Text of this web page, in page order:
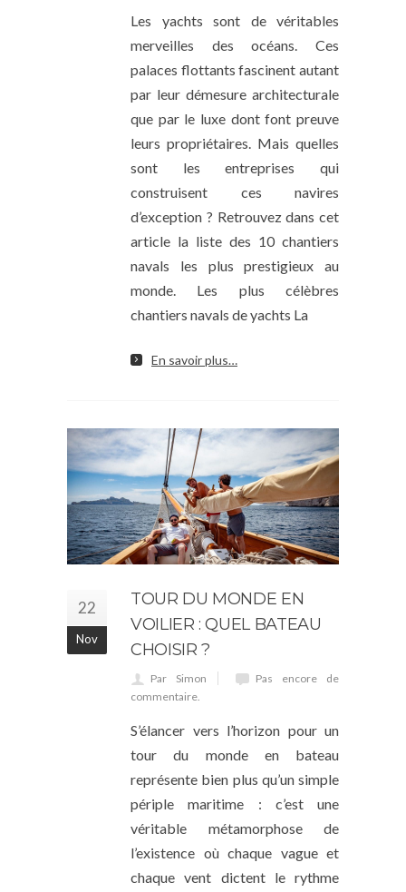
Les yachts sont de véritables
merveilles des océans. Ces
palaces flottants fascinent autant
par leur démesure architecturale
que par le luxe dont font preuve
leurs propriétaires. Mais quelles
sont les entreprises qui
construisent ces navires
d’exception ? Retrouvez dans cet
article la liste des 10 chantiers
navals les plus prestigieux au
monde. Les plus célèbres
chantiers navals de yachts La
En savoir plus…
22
Nov
TOUR DU MONDE EN
VOILIER : QUEL BATEAU
CHOISIR ?
Par Simon
Pas encore de
commentaire.
S’élancer vers l’horizon pour un
tour du monde en bateau
représente bien plus qu’un simple
périple maritime : c’est une
véritable métamorphose de
l’existence où chaque vague et
chaque vent dictent le rythme